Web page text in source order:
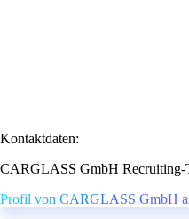
Kontaktdaten:
CARGLASS GmbH Recruiting-
Profil von CARGLASS GmbH